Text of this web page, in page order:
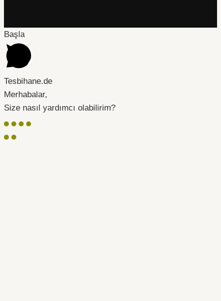
Başla
Tesbihane.de
Merhabalar,
Size nasıl yardımcı olabilirim?